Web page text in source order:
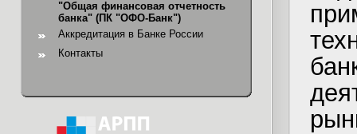
"Общая финансовая отчетность
банка" (ПК "ОФО-Банк")
Аккредитация в Банке России
Контакты